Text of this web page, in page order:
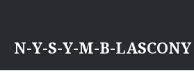
contenu
N-Y-S-Y-M-B-LASCONY